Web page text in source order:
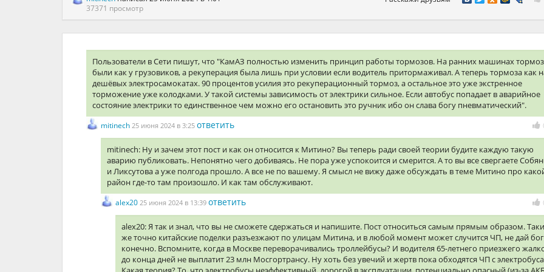
37371 просмотр
Пользователи в Сети пишут, что "КамАЗ полностью изменить принцип работы тормозов. На ранних машинах
были как у грузовиков, а рекуперация была лишь при условии если водитель притормаживал. А теперь тормоза как
дешёвых электросамокатах. 90 процентов усилия это рекуперационный тормоз, а остальное это уже экстренное
торможение уже колодками. У такой системы зависимость от электрики сильное. Если автобус попадает в аварийное
состояние электрики то единственное чем можно его остановить это ручник ибо он слава богу пневматический".
mitinech 25 июня 2024 в 3:25 ответить
mitinech: Ну и зачем этот пост и как он относится к Митино? Вы теперь ради своей теории будите каждую такую
аварию публиковать. Непонятно чего добиваясь. Не пора уже успокоится и смерится. А то вы все свергаете
и Ликсутова а уже полгода прошло. А все не по вашему. Я смысл не вижу даже обсуждать в теме Митино про
район где-то там произошло. И как там обслуживают.
alex20 25 июня 2024 в 13:39 ответить
alex20: Я так и знал, что вы не сможете сдержаться и напишите. Пост относиться самым прямым образом.
же точно китайские поделки разъезжают по улицам Митина, и в любой момент может случится ЧП, не дай
конечно. Вспомните, когда в Москве переворачивались троллейбусы? И водителя 65-летнего приезжего
до конца дней не выплатит 23 млн Мосгортрансу. Ну хоть без увечий и жертв пока обходятся ЧП с